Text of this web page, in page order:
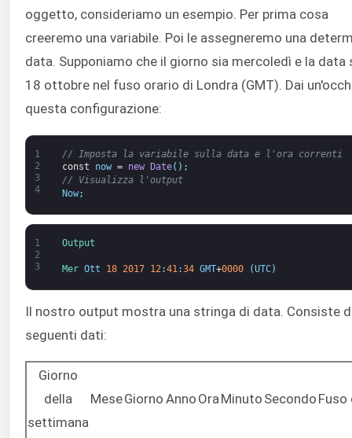
oggetto, consideriamo un esempio. Per prima cosa
creeremo una variabile. Poi le assegneremo una
data. Supponiamo che il giorno sia mercoledì e la data
18 ottobre nel fuso orario di Londra (GMT). Dai
questa configurazione:
1
2
3
4
// Imposta la variabile sulla data e l'ora correnti
const
now = new Date( ) ;
// Visualizza l'output
Now;
1
2
3
Output
Mer Ott 18 2017 12:41:34 GMT+0000 (UTC)
Il nostro output mostra una stringa di data. Consiste
seguenti dati:
Giorno
della
settimana
MeseGiorno Anno Ora Minuto Secondo Fuso